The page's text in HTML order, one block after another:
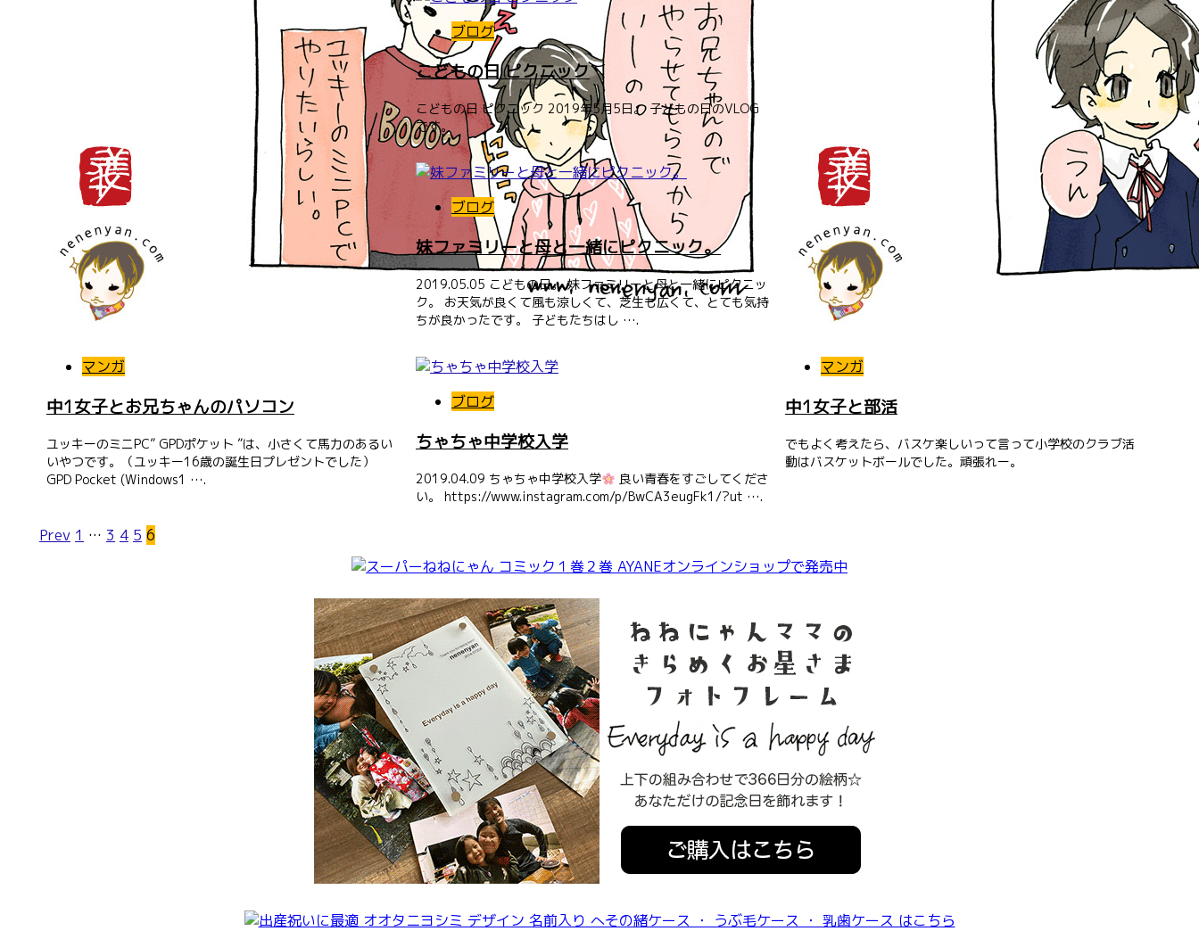
マンガ
中1女子とお兄ちゃんのパソコン
ユッキーのミニPC” GPDポケット ”は、小さくて馬力のあるい
いやつです。（ユッキー16歳の誕生日プレゼントでした）
GPD Pocket (Windows1 ….
マンガ
中1女子と部活
でもよく考えたら、バスケ楽しいって言って小学校のクラブ活
動はバスケットボールでした。頑張れー。
ブログ
こどもの日 ピクニック
こどもの日 ピクニック 2019年5月5日。 子どもの日のVLOG
です。
ブログ
妹ファミリーと母と一緒にピクニック。
2019.05.05 こどもの日。 妹ファミリーと母と一緒にピクニッ
ク。 お天気が良くて風も涼しくて、芝生も広くて、とても気持
ちが良かったです。 子どもたちはし ….
ブログ
ちゃちゃ中学校入学
2019.04.09 ちゃちゃ中学校入学
良い青春をすごしてくださ
い。 https://www.instagram.com/p/BwCA3eugFk1/?ut ….
投
Prev 1 … 3 4 5 6